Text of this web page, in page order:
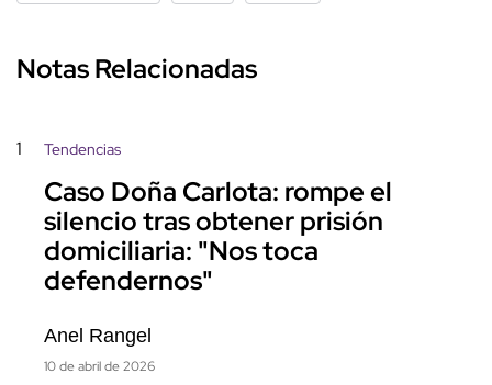
Notas Relacionadas
1 Tendencias
Caso Doña Carlota: rompe el
silencio tras obtener prisión
domiciliaria: "Nos toca
defendernos"
Anel Rangel
10 de abril de 2026